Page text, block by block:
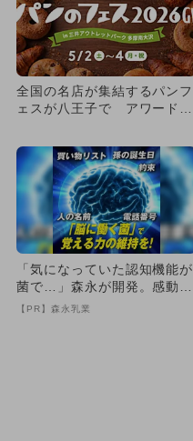
全国の名店が集結するパンフ
ェスが八王子で アワード受
「気になっていた認知機能が
菌で…」森永が開発。感動の
70代続出
【PR】森永乳業